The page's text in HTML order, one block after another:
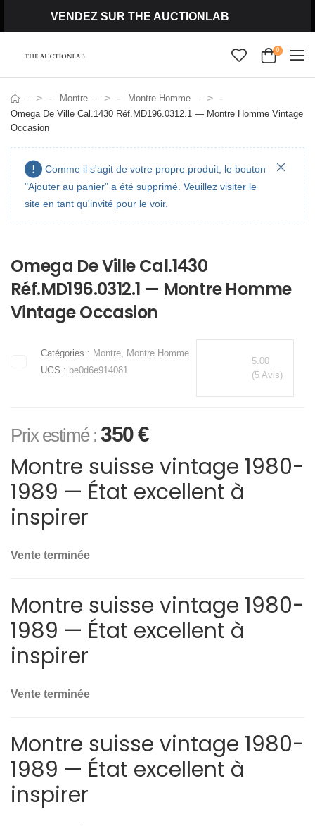
VENDEZ SUR THE AUCTIONLAB
0
> Montre > Montre Homme >
Omega De Ville Cal.1430 Réf.MD196.0312.1 — Montre Homme Vintage
Occasion
Comme il s'agit de votre propre produit, le bouton
"Ajouter au panier" a été supprimé. Veuillez visiter le
site en tant qu'invité pour le voir.
Omega De Ville Cal.1430
Réf.MD196.0312.1 — Montre Homme
Vintage Occasion
Catégories : Montre, Montre Homme
UGS : be0d6e914081
5.00
(5 Avis)
Prix estimé : 350€
Montre suisse vintage 1980-
1989 — État excellent à
inspirer
Vente terminée
Montre suisse vintage 1980-
1989 — État excellent à
inspirer
Vente terminée
Montre suisse vintage 1980-
1989 — État excellent à
inspirer